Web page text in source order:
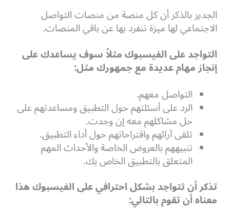
الجدير بالذكر أن كل منصة من منصات التواصل
الاجتماعي لها ميزة تنفرد بها عن باقي المنصات.
التواجد على الفيسبوك مثلاً سوف يساعدك على
إنجاز مهام عديدة مع جمهورك مثل:
التواصل معهم.
الرد على أسئلتهم حول التطبيق ومساعدتهم على
حل مشاكلهم معه إن وجدت.
تلقى آرائهم واقتراحاتهم حول أداء التطبيق.
تنبيههم بالعروض الخاصة والأحداث المهم
المتعلق بالتطبيق الخاص بك.
تذكر أن تتواجد بشكل احترافي على الفيسبوك هذا
معناه أن تقوم بالتالي: